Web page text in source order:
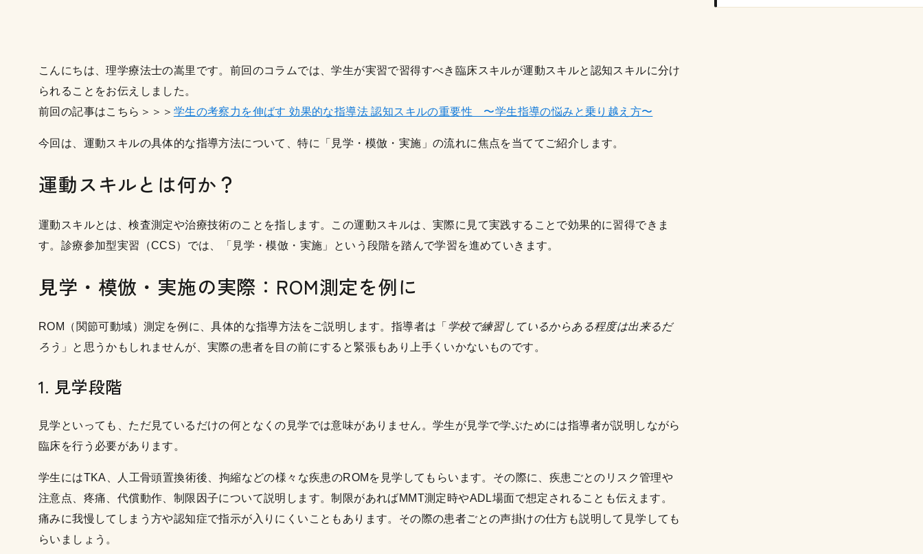
こんにちは、理学療法士の嵩里です。前回のコラムでは、学生が実習で習得すべき臨床スキルが運動スキルと認知スキルに分け
られることをお伝えしました。
前回の記事はこちら＞＞＞ 学生の考察力を伸ばす 効果的な指導法 認知スキルの重要性 〜学生指導の悩みと乗り越え方〜
今回は、運動スキルの具体的な指導方法について、特に「見学・模倣・実施」の流れに焦点を当ててご紹介します。
運動スキルとは何か？
運動スキルとは、検査測定や治療技術のことを指します。この運動スキルは、実際に見て実践することで効果的に習得できま
す。診療参加型実習（CCS）では、「見学・模倣・実施」という段階を踏んで学習を進めていきます。
見学・模倣・実施の実際：ROM測定を例に
ROM（関節可動域）測定を例に、具体的な指導方法をご説明します。指導者は「 学校で練習しているからある程度は出来るだ
ろう 」と思うかもしれませんが、実際の患者を目の前にすると緊張もあり上手くいかないものです。
1. 見学段階
見学といっても、ただ見ているだけの何となくの見学では意味がありません。学生が見学で学ぶためには指導者が説明しながら
臨床を行う必要があります。
学生にはTKA、人工骨頭置換術後、拘縮などの様々な疾患のROMを見学してもらいます。その際に、疾患ごとのリスク管理や
注意点、疼痛、代償動作、制限因子について説明します。制限があればMMT測定時やADL場面で想定されることも伝えます。
痛みに我慢してしまう方や認知症で指示が入りにくいこともあります。その際の患者ごとの声掛けの仕方も説明して見学しても
らいましょう。